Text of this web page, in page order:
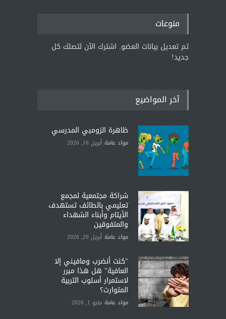
منوعات
تم تعديل بيانات العضو. اشترك الآن لتصلك كل
جديد!
آخر المواضيع
ظاهرة الزومبي المدرسي
مواد عامة أبريل 16, 2026
شراكة مجتمعية لمجمع
تعليمي بالطائف تستهدف
الأيتام وأبناء الشهداء
والمتفوقين
مواد عامة أبريل 20, 2026
"كنت أنضرب ومافيني إلا
العافية" هل هذا مبرر
لاستمرار أسلوب التربية
المتوارث؟
مواد عامة مايو 1, 2026